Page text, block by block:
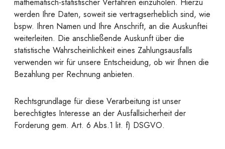
werden Ihre Daten, soweit sie vertragserheblich sind, wie
bspw. Ihren Namen und Ihre Anschrift, an die Auskunftei
weiterleiten. Die anschließende Auskunft über die
statistische Wahrscheinlichkeit eines Zahlungsausfalls
verwenden wir für unsere Entscheidung, ob wir Ihnen die
Bezahlung per Rechnung anbieten.
Rechtsgrundlage für diese Verarbeitung ist unser
berechtigtes Interesse an der Ausfallsicherheit der
Forderung gem. Art. 6 Abs.1 lit. f) DSGVO.